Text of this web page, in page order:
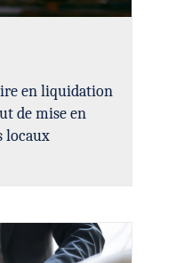
en liquidation
de mise en
locaux